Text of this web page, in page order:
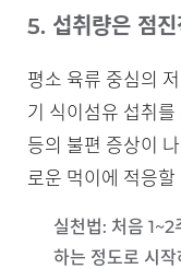
5. 섭취량은 점진
평소 육류 중심의
기 식이섬유 섭취
등의 불편 증상이
로운 먹이에 적응
실천법: 처음
하는 정도로 시작